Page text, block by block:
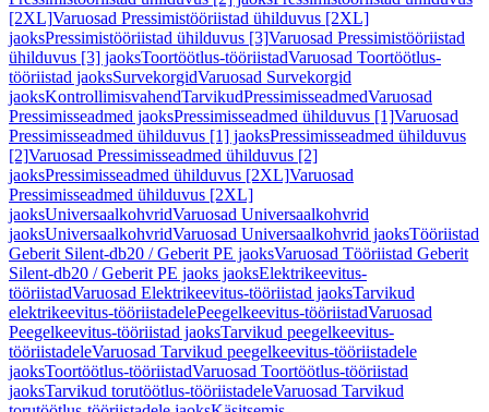
[2XL]Varuosad Pressimistööriistad ühilduvus [2XL]
jaoksPressimistööriistad ühilduvus [3]Varuosad Pressimistööriistad
ühilduvus [3] jaoksToortöötlus-tööriistadVaruosad Toortöötlus-
tööriistad jaoksSurvekorgidVaruosad Survekorgid
jaoksKontrollimisvahendTarvikudPressimisseadmedVaruosad
Pressimisseadmed jaoksPressimisseadmed ühilduvus [1]Varuosad
Pressimisseadmed ühilduvus [1] jaoksPressimisseadmed ühilduvus
[2]Varuosad Pressimisseadmed ühilduvus [2]
jaoksPressimisseadmed ühilduvus [2XL]Varuosad
Pressimisseadmed ühilduvus [2XL]
jaoksUniversaalkohvridVaruosad Universaalkohvrid
jaoksUniversaalkohvridVaruosad Universaalkohvrid jaoksTööriistad
Geberit Silent-db20 / Geberit PE jaoksVaruosad Tööriistad Geberit
Silent-db20 / Geberit PE jaoks jaoksElektrikeevitus-
tööriistadVaruosad Elektrikeevitus-tööriistad jaoksTarvikud
elektrikeevitus-tööriistadelePeegelkeevitus-tööriistadVaruosad
Peegelkeevitus-tööriistad jaoksTarvikud peegelkeevitus-
tööriistadeleVaruosad Tarvikud peegelkeevitus-tööriistadele
jaoksToortöötlus-tööriistadVaruosad Toortöötlus-tööriistad
jaoksTarvikud torutöötlus-tööriistadeleVaruosad Tarvikud